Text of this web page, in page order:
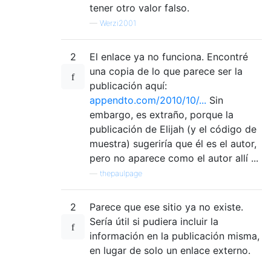
tener otro valor falso.
— Werzi2001
2
El enlace ya no funciona. Encontré
una copia de lo que parece ser la
publicación aquí:
appendto.com/2010/10/... Sin
embargo, es extraño, porque la
publicación de Elijah (y el código de
muestra) sugeriría que él es el autor,
pero no aparece como el autor allí ...
thepaulpage
2
Parece que ese sitio ya no existe.
Sería útil si pudiera incluir la
información en la publicación misma,
en lugar de solo un enlace externo.